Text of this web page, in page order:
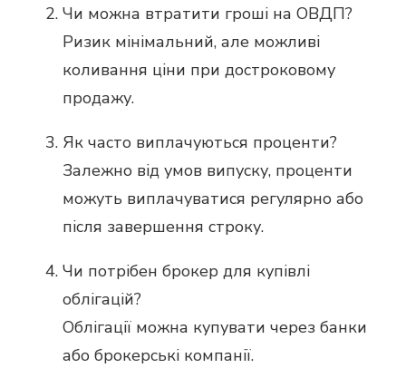
Чи можна втратити гроші на ОВДП?
Ризик мінімальний, але можливі
коливання ціни при достроковому
продажу.
Як часто виплачуються проценти?
Залежно від умов випуску, проценти
можуть виплачуватися регулярно або
після завершення строку.
Чи потрібен брокер для купівлі
облігацій?
Облігації можна купувати через банки
або брокерські компанії.